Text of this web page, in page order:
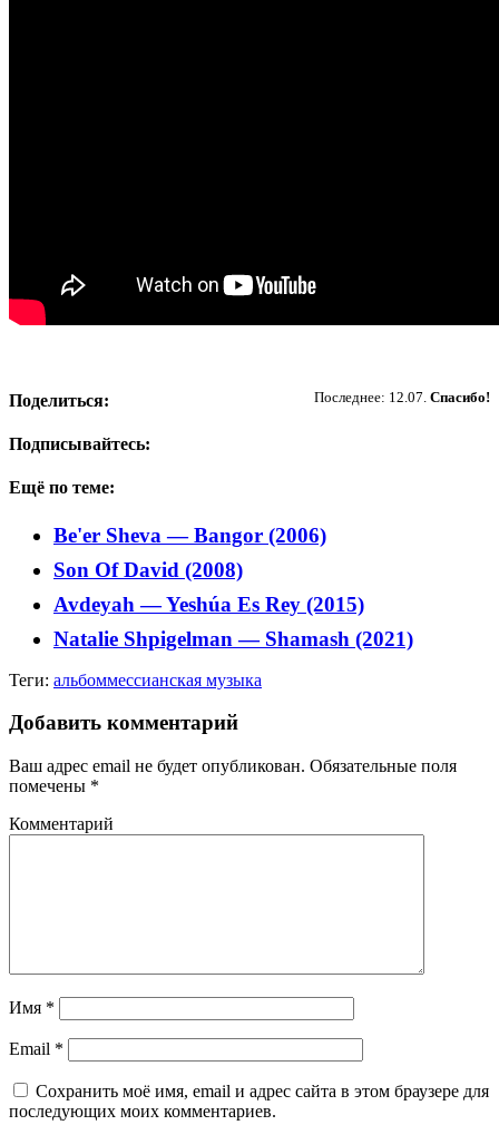
Последнее: 12.07. Спасибо!
Поделиться:
Подписывайтесь:
Ещё по теме:
Be'er Sheva — Bangor (2006)
Son Of David (2008)
Avdeyah — Yeshúa Es Rey (2015)
Natalie Shpigelman — Shamash (2021)
Теги: альбоммессианская музыка
Добавить комментарий
Ваш адрес email не будет опубликован. Обязательные поля
помечены *
Комментарий
Имя *
Email *
Сохранить моё имя, email и адрес сайта в этом браузере для
последующих моих комментариев.